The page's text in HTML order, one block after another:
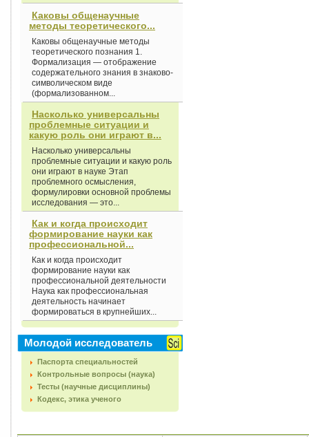
Каковы общенаучные
методы теоретического...
Каковы общенаучные методы
теоретического познания 1.
Формализация — отображение
содержательного знания в знаково-
символическом виде
(формализованном...
Насколько универсальны
проблемные ситуации и
какую роль они играют в...
Насколько универсальны
проблемные ситуации и какую роль
они играют в науке Этап
проблемного осмысления,
формулировки основной проблемы
исследования — это...
Как и когда происходит
формирование науки как
профессиональной...
Как и когда происходит
формирование науки как
профессиональной деятельности
Наука как профессиональная
деятельность начинает
формироваться в крупнейших...
Молодой исследователь
Паспорта специальностей
Контрольные вопросы (наука)
Тесты (научные дисциплины)
Кодекс, этика ученого